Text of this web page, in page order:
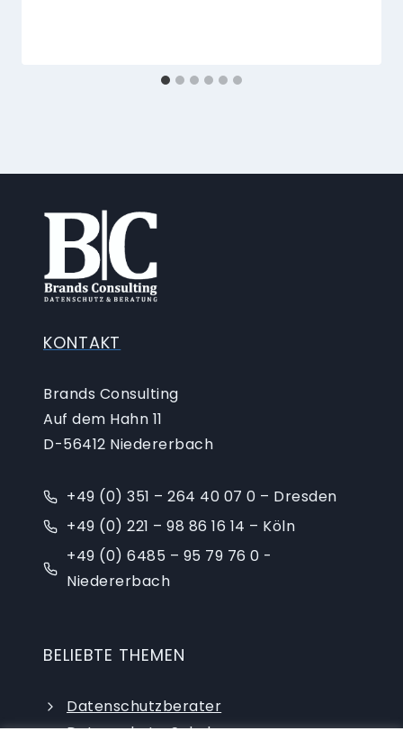
KONTAKT
Brands Consulting
Auf dem Hahn 11
D-56412 Niedererbach
+49 (0) 351 – 264 40 07 0 – Dresden
+49 (0) 221 – 98 86 16 14 – Köln
+49 (0) 6485 – 95 79 76 0 -
Niedererbach
BELIEBTE THEMEN
Datenschutzberater